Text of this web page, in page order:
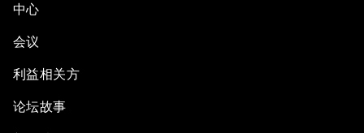
中心
会议
利益相关方
论坛故事